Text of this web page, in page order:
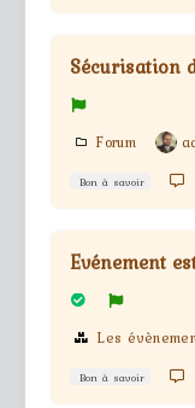
Sécurisation
Forum
Bon à savoir
Evénement
Les
Bon à savoir